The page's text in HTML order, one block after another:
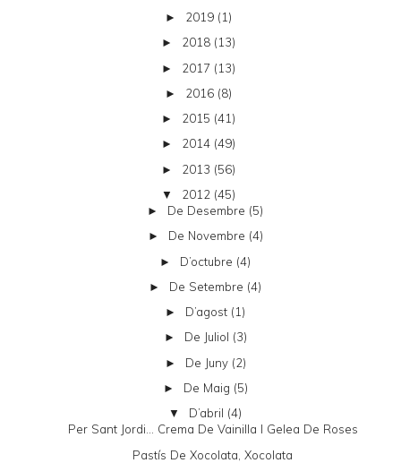
► 2019 (1)
► 2018 (13)
► 2017 (13)
► 2016 (8)
► 2015 (41)
► 2014 (49)
► 2013 (56)
▼ 2012 (45)
► De Desembre (5)
► De Novembre (4)
► D’octubre (4)
► De Setembre (4)
► D’agost (1)
► De Juliol (3)
► De Juny (2)
► De Maig (5)
▼ D’abril (4)
Per Sant Jordi... Crema De Vainilla I Gelea De Roses
Pastís De Xocolata, Xocolata